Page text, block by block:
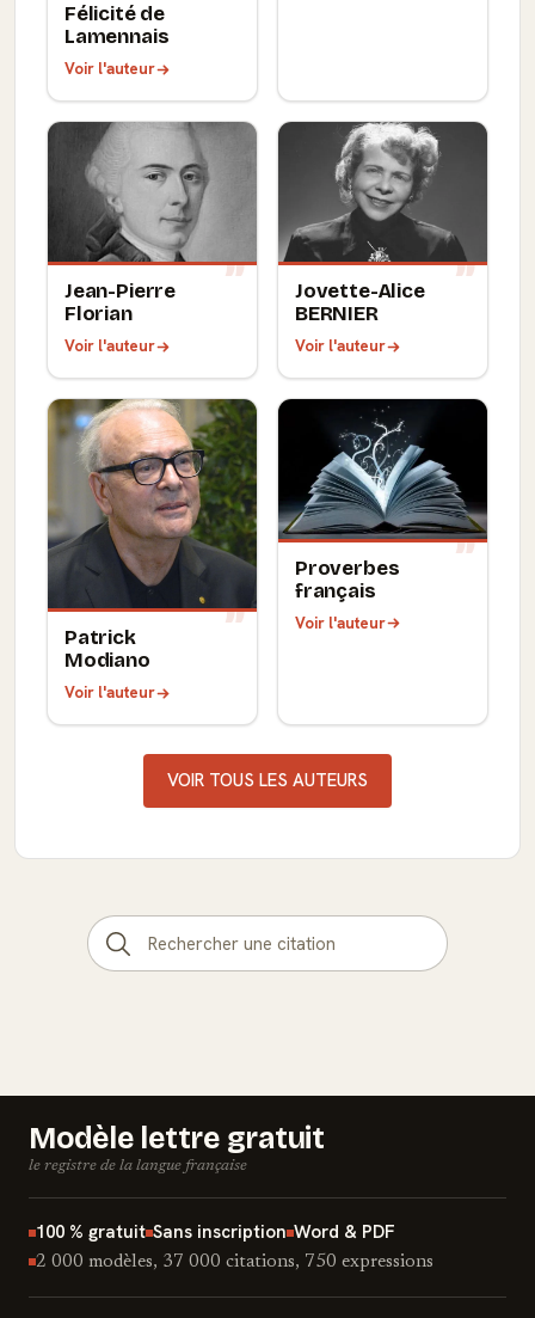
Félicité de
Lamennais
Voir l'auteur
Jean-Pierre
Florian
Voir l'auteur
Jovette-Alice
BERNIER
Voir l'auteur
Patrick
Modiano
Voir l'auteur
Proverbes
français
Voir l'auteur
VOIR TOUS LES AUTEURS
Modèle lettre gratuit
le registre de la langue française
100 % gratuit Sans inscription Word & PDF
2 000 modèles, 37 000 citations, 750 expressions